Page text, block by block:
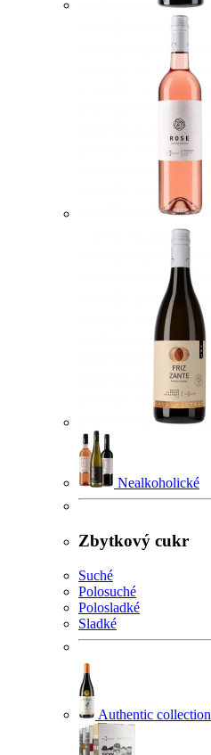
Nealkoholické
Zbytkový cukr
Suché
Polosuché
Polosladké
Sladké
Authentic collection